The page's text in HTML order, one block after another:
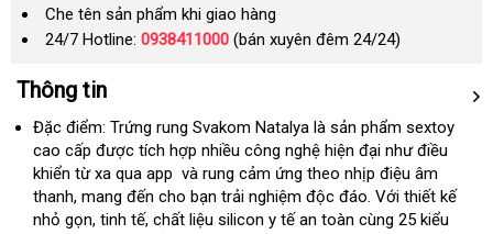
Che tên sản phẩm khi giao hàng
24/7 Hotline: 0938411000 (bán xuyên đêm 24/24)
Thông tin
Đặc điểm: Trứng rung Svakom Natalya là sản phẩm sextoy
cao cấp Hàn
Quốc
được tích hợp nhiều công nghệ hiện đại như điều
khiển từ xa qua app sử
dụng
và rung cảm ứng theo nhịp điệu âm
thanhcó
nên
, mang đến cho bạn trải nghiệm độc đáođắt
nhất
. Với thiết kế
nhỏ gọntại
, tinh tế, chất liệu silicon y tế an toàn cùng 25 kiểu